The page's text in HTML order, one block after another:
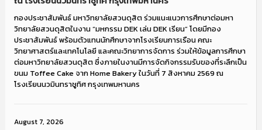
กองประชาสัมพันธ์ มหาวิทยาลัยสวนดุสิต ร่วมแนะแนวการศึกษาต่อมหา
วิทยาลัยสวนดุสิตในงาน “มหกรรม DEK เล่น DEK เรียน” โดยมีกอง
ประชาสัมพันธ์ พร้อมตัวแทนนักศึกษาจากโรงเรียนการเรือน คณะ
วิทยาศาสตร์และเทคโนโลยี และคณะวิทยาการจัดการ ร่วมให้ข้อมูลการศึกษา
ต่อมหาวิทยาลัยสวนดุสิต ซึ่งภายในงานมีการจัดกิจกรรมรับของที่ระลึกเป็น
ขนม Toffee Cake จาก Home Bakery ในวันที่ 7 สิงหาคม 2569 ณ
โรงเรียนนวมินทราชูทิศ กรุงเทพมหานคร
August 7, 2026